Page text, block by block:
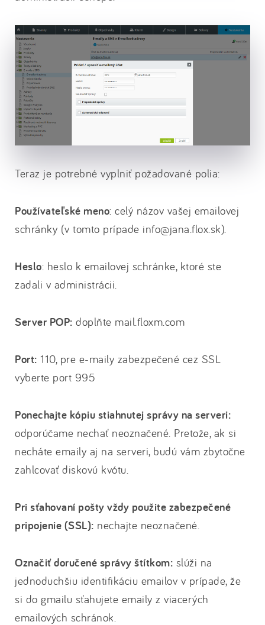
Teraz je potrebné vyplniť požadované polia:
Používateľské meno: celý názov vašej emailovej
schránky (v tomto prípade info@jana.flox.sk).
Heslo: heslo k emailovej schránke, ktoré ste
zadali v administrácii.
Server POP: doplňte mail.floxm.com
Port: 110, pre e-maily zabezpečené cez SSL
vyberte port 995
Ponechajte kópiu stiahnutej správy na serveri:
odporúčame nechať neoznačené. Pretože, ak si
necháte emaily aj na serveri, budú vám zbytočne
zahlcovať diskovú kvótu.
Pri sťahovaní pošty vždy použite zabezpečené
pripojenie (SSL): nechajte neoznačené.
Označiť doručené správy štítkom: slúži na
jednoduchšiu identifikáciu emailov v prípade, že
si do gmailu sťahujete emaily z viacerých
emailových schránok.